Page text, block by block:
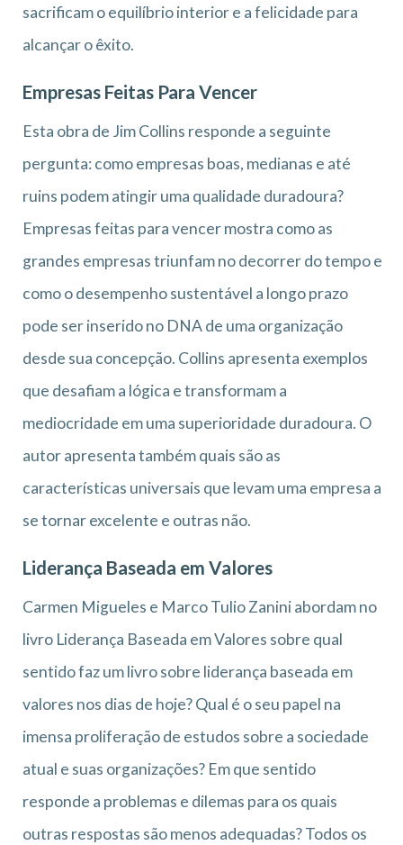
sacrificam o equilíbrio interior e a felicidade para
alcançar o êxito.
Empresas Feitas Para Vencer
Esta obra de Jim Collins responde a seguinte
pergunta: como empresas boas, medianas e até
ruins podem atingir uma qualidade duradoura?
Empresas feitas para vencer mostra como as
grandes empresas triunfam no decorrer do tempo e
como o desempenho sustentável a longo prazo
pode ser inserido no DNA de uma organização
desde sua concepção. Collins apresenta exemplos
que desafiam a lógica e transformam a
mediocridade em uma superioridade duradoura. O
autor apresenta também quais são as
características universais que levam uma empresa a
se tornar excelente e outras não.
Liderança Baseada em Valores
Carmen Migueles e Marco Tulio Zanini abordam no
livro Liderança Baseada em Valores sobre qual
sentido faz um livro sobre liderança baseada em
valores nos dias de hoje? Qual é o seu papel na
imensa proliferação de estudos sobre a sociedade
atual e suas organizações? Em que sentido
responde a problemas e dilemas para os quais
outras respostas são menos adequadas? Todos os